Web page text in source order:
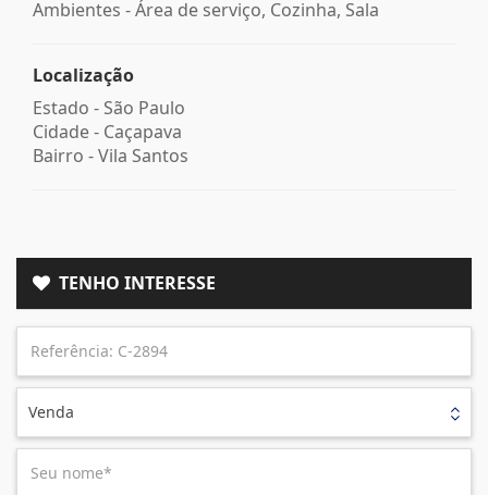
Ambientes - Área de serviço, Cozinha, Sala
Localização
Estado - São Paulo
Cidade - Caçapava
Bairro -Vila Santos
TENHO INTERESSE
Venda